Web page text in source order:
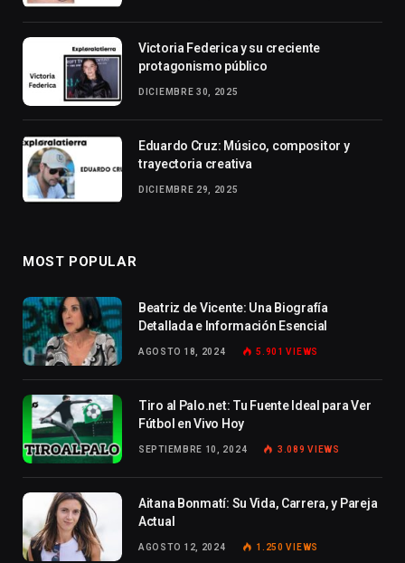
Victoria Federica y su creciente
protagonismo público
DICIEMBRE 30, 2025
Eduardo Cruz: Músico, compositor y
trayectoria creativa
DICIEMBRE 29, 2025
MOST POPULAR
Beatriz de Vicente: Una Biografía
Detallada e Información Esencial
AGOSTO 18, 2024 5.901VIEWS
Tiro al Palo.net: Tu Fuente Ideal para Ver
Fútbol en Vivo Hoy
SEPTIEMBRE 10, 2024 3.089VIEWS
Aitana Bonmatí: Su Vida, Carrera, y Pareja
Actual
AGOSTO 12, 2024 1.250VIEWS